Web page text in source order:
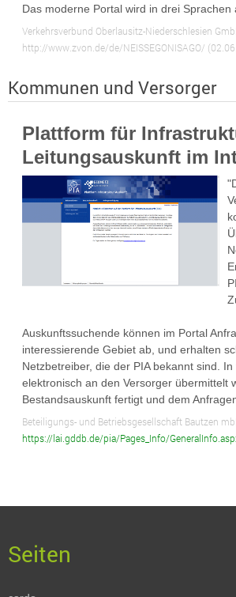
Das moderne Portal wird in drei Sprachen
Verkehrsverbund Oberlausitz-Niederschlesien
http://www.zvon.de/de/NEISSEGONISAGO/
Kommunen und Versorger
Plattform für
Leitungsauskunft im
Auskunftssuchende können im Portal
interessierende Gebiet ab, und erhalten
Netzbetreiber, die der PIA bekannt sind.
elektronisch an den Versorger übermittelt
Bestandsauskunft fertigt und dem
Beteiligungs- und Betriebsgesellschaft Bautzen
https://lai.gddb.de/pia/Pages_Info/